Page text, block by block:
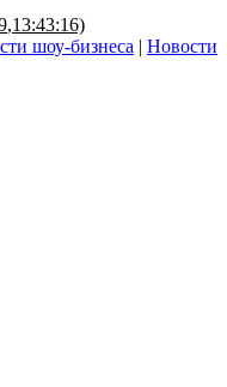
,13:43:16)
шоу-бизнеса | Новости